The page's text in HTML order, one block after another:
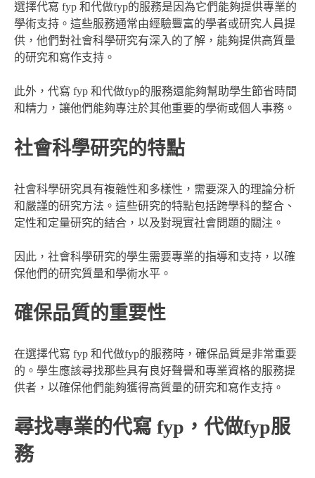
選擇代寫 fyp 和代做fyp的服務是因為它們能夠提供專業的
學術支持。這些服務通常由經驗豐富的學者或研究人員提
供，他們對社會科學研究有深入的了解，能夠提供高質量
的研究和寫作支持。
此外，代寫 fyp 和代做fyp的服務還能夠幫助學生節省時間
和精力，讓他們能夠專注於其他重要的學術或個人事務。
社會科學研究的特點
社會科學研究具有複雜性和多樣性，需要深入的理論分析
和嚴謹的研究方法。這些研究的特點包括跨學科的整合、
定性和定量研究的結合，以及對現實社會問題的關注。
因此，社會科學研究的學生需要專業的指導和支持，以確
保他們的研究質量和學術水平。
確保品質的重要性
在選擇代寫 fyp 和代做fyp的服務時，確保品質是非常重要
的。學生應該尋找那些具有良好聲譽和專業資格的服務提
供者，以確保他們能夠獲得高質量的研究和寫作支持。
尋找專業的代寫 fyp，代做fyp服
務